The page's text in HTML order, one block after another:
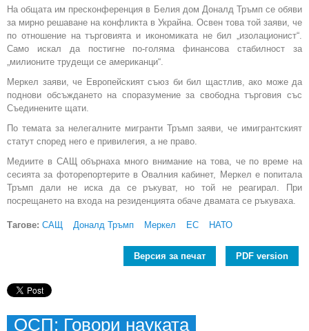
На общата им пресконференция в Белия дом Доналд Тръмп се обяви
за мирно решаване на конфликта в Украйна. Освен това той заяви, че
по отношение на търговията и икономиката не бил „изолационист“.
Само искал да постигне по-голяма финансова стабилност за
„милионите трудещи се американци“.
Меркел заяви, че Европейският съюз би бил щастлив, ако може да
поднови обсъждането на споразумение за свободна търговия със
Съединените щати.
По темата за нелегалните мигранти Тръмп заяви, че имигрантският
статут според него е привилегия, а не право.
Медиите в САЩ обърнаха много внимание на това, че по време на
сесията за фоторепортерите в Овалния кабинет, Меркел е попитала
Тръмп дали не иска да се ръкуват, но той не реагирал. При
посрещането на входа на резиденцията обаче двамата се ръкуваха.
Тагове: САЩ Доналд Тръмп Меркел ЕС НАТО
Версия за печат PDF version
ОСП: Говори науката